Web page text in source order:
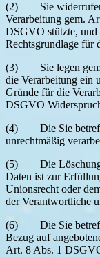
(2) Sie widerrufen
Verarbeitung gem.
DSGVO stützte, und
Rechtsgrundlage für
(3) Sie legen gem.
die Verarbeitung ein
Gründe für die
DSGVO
(4) Die Sie
unrechtmäßig
(5) Die Löschung
Daten ist zur
Unionsrecht oder
der Verantwortliche
(6) Die Sie
Bezug auf
Art. 8 Abs. 1